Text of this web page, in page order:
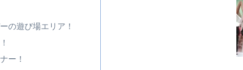
の遊び場エリア！
ー！